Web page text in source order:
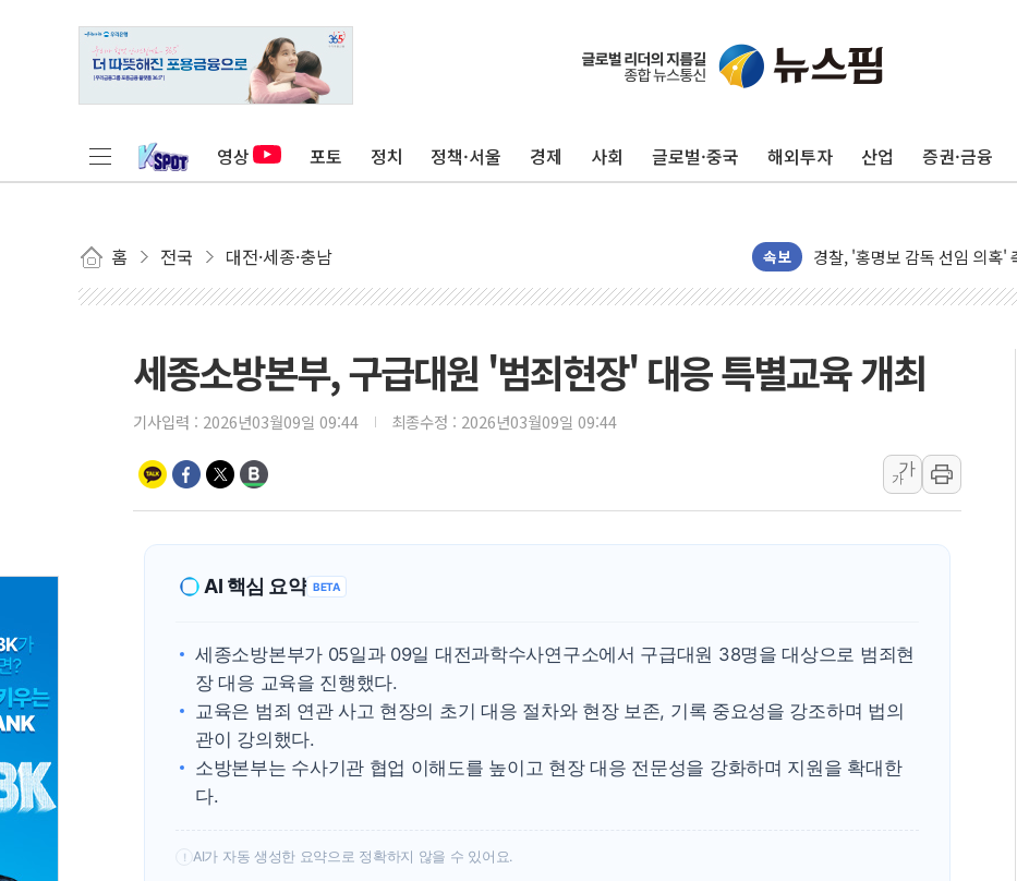
영상 포토 정치 정책·서울 경제 사회 글로벌·중국 해외투자 산업 증권·금융
홈 전국 대전·세종·충남 속보
LGU+, 국내 IDaaS 최초 클
국내 최대 400MW 규모 해남
카카오, 'AI 수익화' 내년 상반
삼성전자, FMS 2026서 차세
LX하우시스 "역대급 폭염에
토마토시스템 조길주·이강찬
[특징주] 고려아연, 상반기 최
한·체코 항공편 주10회로
SBI저축은행, 최고 연 7.7%
美중간선거 '색깔론' 덧씌우
보훈부, 내년 워싱턴서 첫 '국
가온전선, 싱가포르 도시철도
정점식, '부산 돌려차기' 부
[특징주] 美 반도체 약세에
정점식 "경찰, 민중 아닌 권력
세종소방본부, 구급대원 '범죄현장' 대응 특별교육 개최
기사입력 : 2026년03월09일 09:44 최종수정 : 2026년03월09일 09:44
가
가
AI 핵심 요약 BETA
세종소방본부가 05일과 09일 대전과학수사연구소에서 구급대원 38명을 대상으로 범죄현
장 대응 교육을 진행했다.
교육은 범죄 연관 사고 현장의 초기 대응 절차와 현장 보존, 기록 중요성을 강조하며 법의
관이 강의했다.
소방본부는 수사기관 협업 이해도를 높이고 현장 대응 전문성을 강화하며 지원을 확대한
다.
! AI가 자동 생성한 요약으로 정확하지 않을 수 있어요.